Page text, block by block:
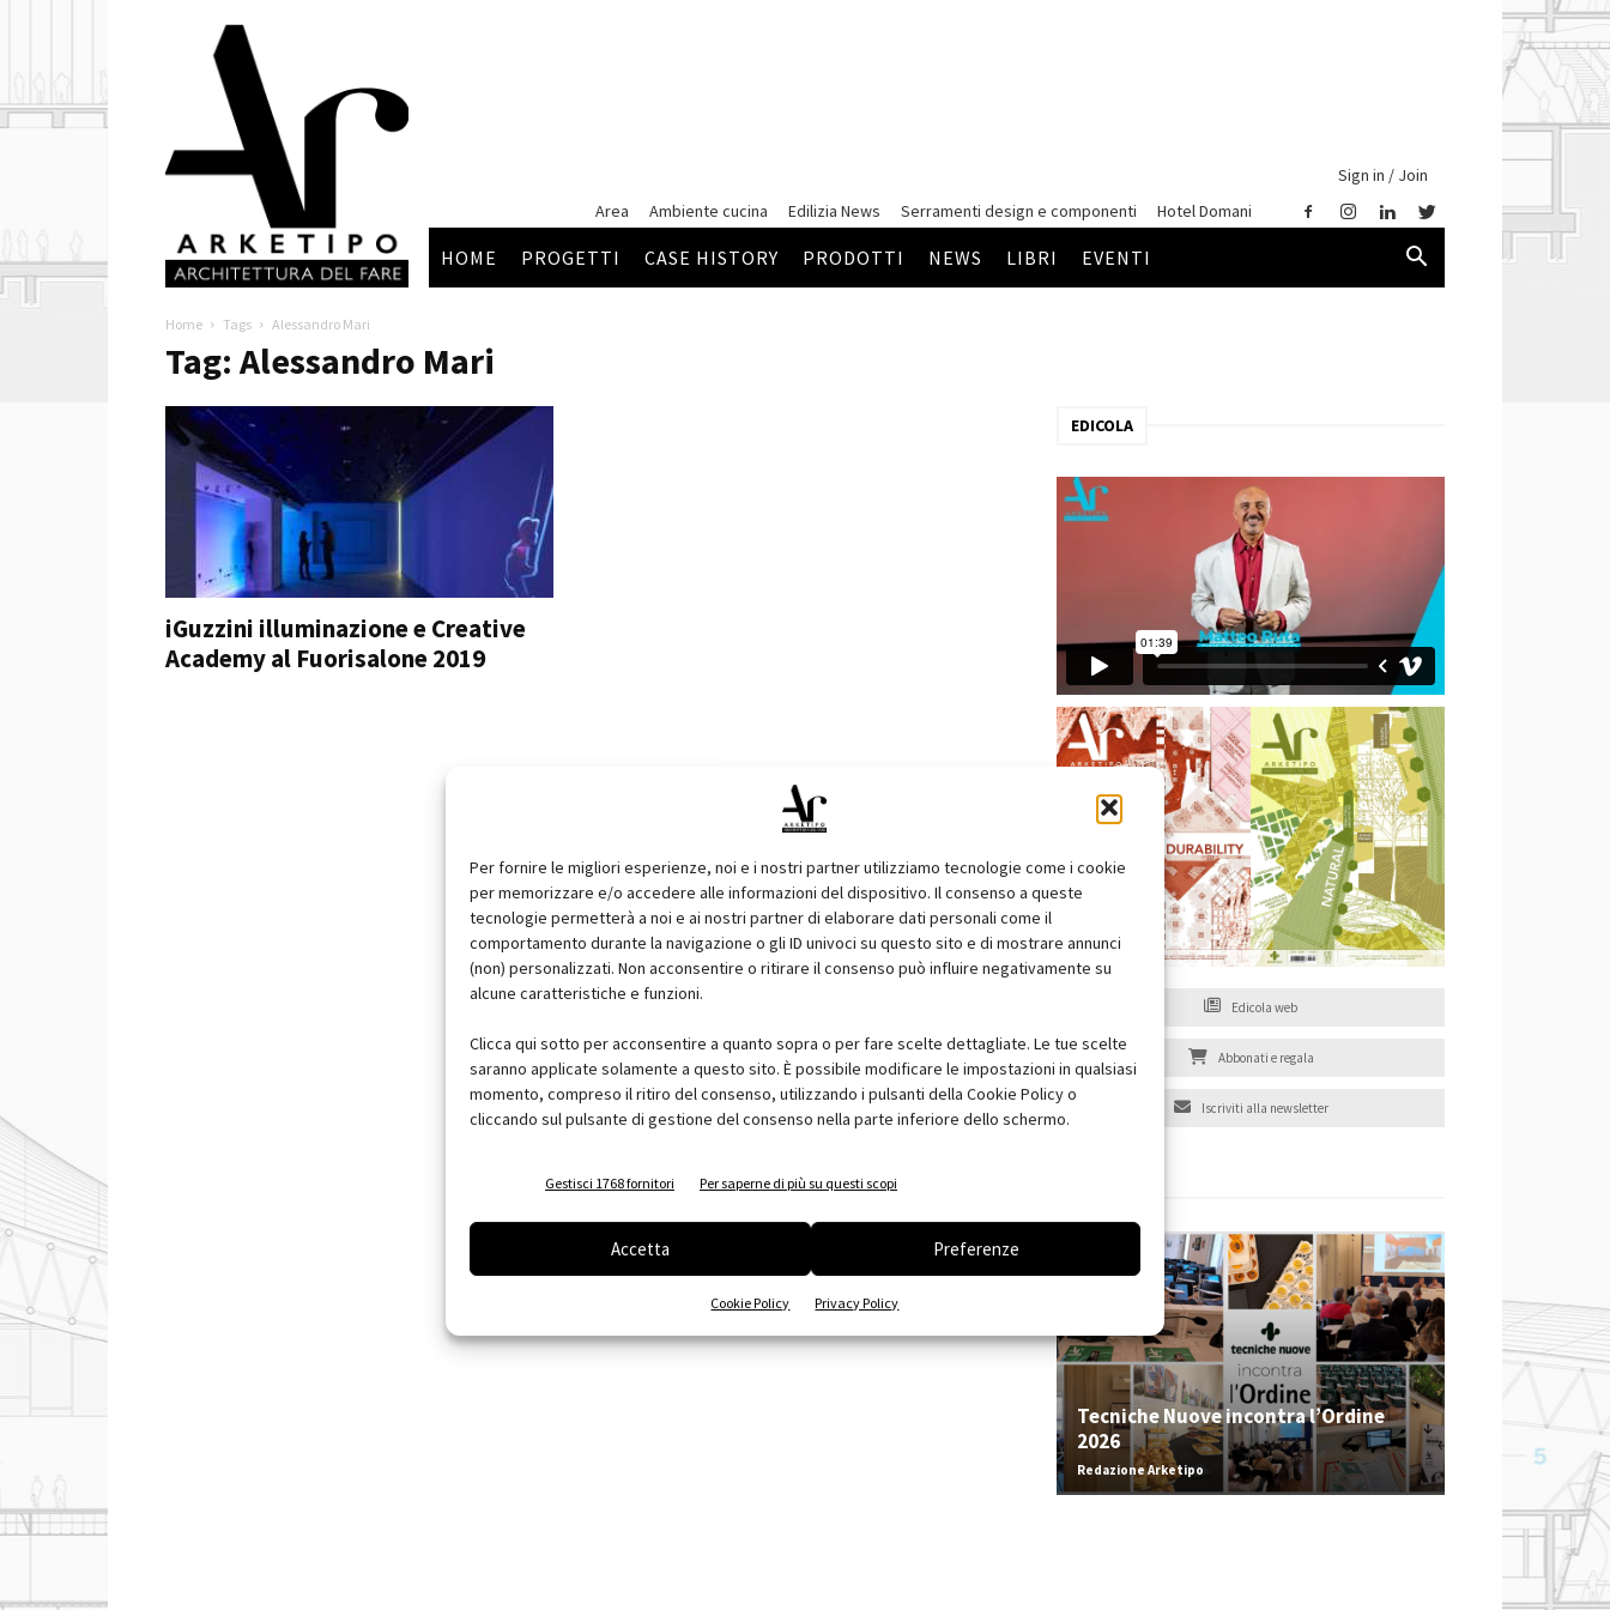
Per fornire le migliori esperienze, noi e i nostri partner utilizziamo tecnologie come i cookie
per memorizzare e/o accedere alle informazioni del dispositivo. Il consenso a queste
tecnologie permetterà a noi e ai nostri partner di elaborare dati personali come il
comportamento durante la navigazione o gli ID univoci su questo sito e di mostrare annunci
(non) personalizzati. Non acconsentire o ritirare il consenso può influire negativamente su
alcune caratteristiche e funzioni.
Clicca qui sotto per acconsentire a quanto sopra o per fare scelte dettagliate. Le tue scelte
saranno applicate solamente a questo sito. È possibile modificare le impostazioni in qualsiasi
momento, compreso il ritiro del consenso, utilizzando i pulsanti della Cookie Policy o
cliccando sul pulsante di gestione del consenso nella parte inferiore dello schermo.
Gestisci 1768 fornitori Per saperne di più su questi scopi
Accetta Preferenze
Cookie Policy Privacy Policy
Arketipo
Sign in / Join
Area
Ambiente cucina Edilizia News Serramenti design e componenti Hotel Domani
HOME PROGETTI CASE HISTORY PRODOTTI NEWS LIBRI EVENTI
Home Tags Alessandro Mari
Tag: Alessandro Mari
iGuzzini illuminazione e Creative
Academy al Fuorisalone 2019
EDICOLA
Edicola web
Abbonati e regala
Iscriviti alla newsletter
Tecniche Nuove incontra l’Ordine
2026
Redazione Arketipo